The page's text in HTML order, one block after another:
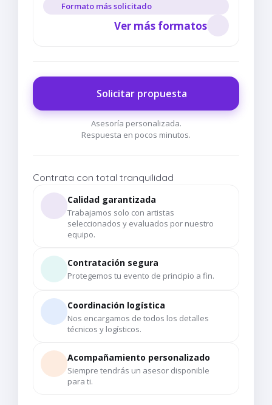
Formato más solicitado
Ver más formatos
Solicitar propuesta
Asesoría personalizada.
Respuesta en pocos minutos.
Contrata con total tranquilidad
Calidad garantizada
Trabajamos solo con artistas
seleccionados y evaluados por nuestro
equipo.
Contratación segura
Protegemos tu evento de principio a fin.
Coordinación logística
Nos encargamos de todos los detalles
técnicos y logísticos.
Acompañamiento personalizado
Siempre tendrás un asesor disponible
para ti.